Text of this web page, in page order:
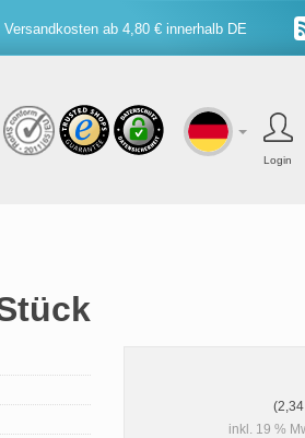
Versandkosten ab 4,80 € innerhalb DE
Login
inkl. 19 %